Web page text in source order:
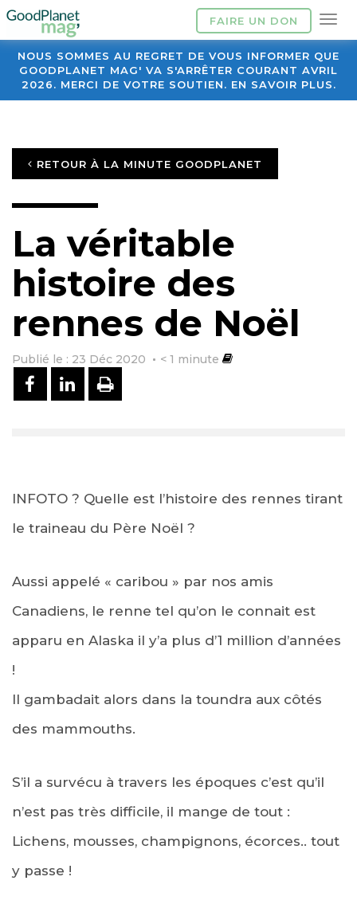
FAIRE UN DON
NOUS SOMMES AU REGRET DE VOUS INFORMER QUE
GOODPLANET MAG' VA S'ARRÊTER COURANT AVRIL
2026. MERCI DE VOTRE SOUTIEN. EN SAVOIR PLUS.
RETOUR À LA MINUTE GOODPLANET
La véritable
histoire des
rennes de Noël
Publié le : 23 Déc 2020 < 1 minute
PARTAGER SUR FACEBOOK
PARTAGER SUR LINKEDIN
IMPRIMER
INFOTO ? Quelle est l’histoire des rennes tirant
le traineau du Père Noël ?
Aussi appelé « caribou » par nos amis
Canadiens, le renne tel qu’on le connait est
apparu en Alaska il y’a plus d’1 million d’années
!
Il gambadait alors dans la toundra aux côtés
des mammouths.
S’il a survécu à travers les époques c’est qu’il
n’est pas très difficile, il mange de tout :
Lichens, mousses, champignons, écorces.. tout
y passe !